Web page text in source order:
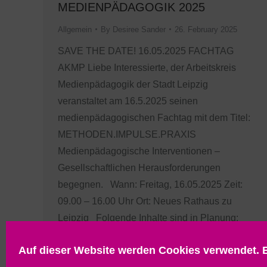
Auf dieser Website werden Cookies verwendet.
MEDIENPÄDAGOGIK 2025
Allgemein By Desiree Sander 26. February 2025
SAVE THE DATE! 16.05.2025 FACHTAG
AKMP Liebe Interessierte, der Arbeitskreis
Medienpädagogik der Stadt Leipzig
veranstaltet am 16.5.2025 seinen
medienpädagogischen Fachtag mit dem Titel:
METHODEN.IMPULSE.PRAXIS
Medienpädagogische Interventionen –
Gesellschaftlichen Herausforderungen
begegnen. Wann: Freitag, 16.05.2025 Zeit:
09.00 – 16.00 Uhr Ort: Neues Rathaus zu
Leipzig Folgende Inhalte sind in Planung: